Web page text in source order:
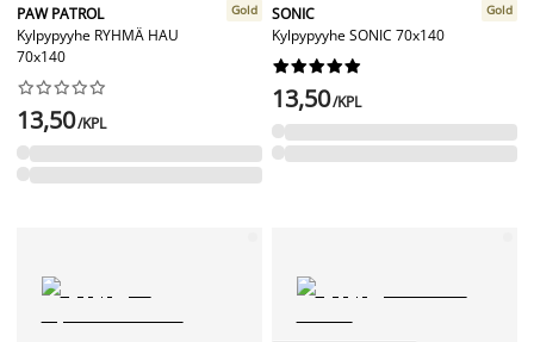
PAW PATROL
Kylpypyyhe RYHMÄ HAU
70x140
Gold






13,50/KPL
SONIC
Kylpypyyhe SONIC 70x140
Gold






13,50/KPL